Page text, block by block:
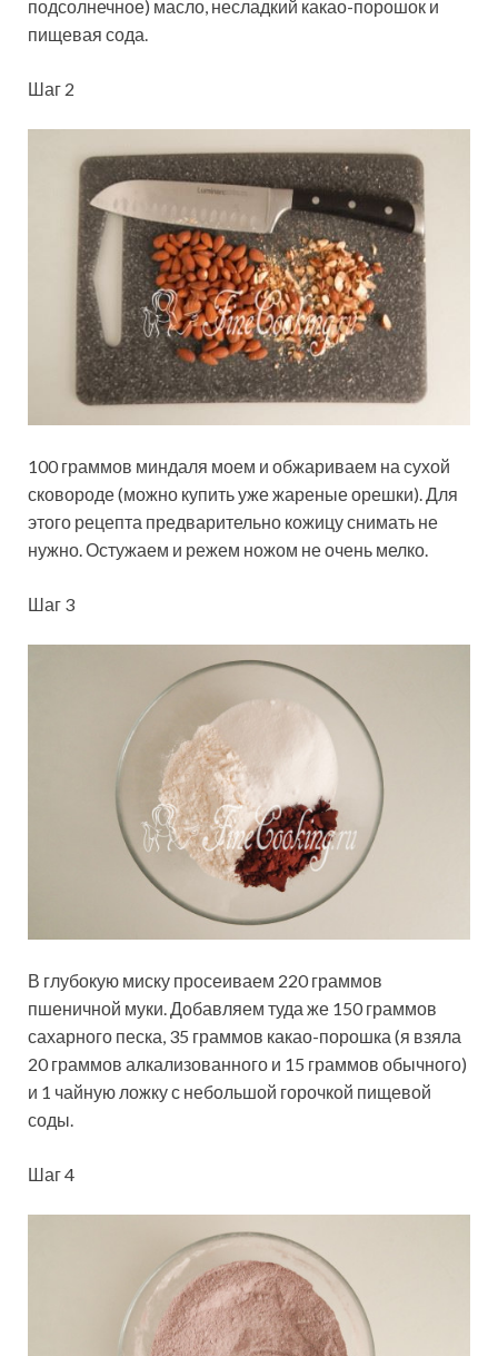
подсолнечное) масло, несладкий какао-порошок и
пищевая сода.
Шаг 2
100 граммов миндаля моем и обжариваем на сухой
сковороде (можно купить уже жареные орешки). Для
этого рецепта предварительно кожицу снимать не
нужно. Остужаем и режем ножом не очень мелко.
Шаг 3
В глубокую миску просеиваем 220 граммов
пшеничной муки. Добавляем туда же 150 граммов
сахарного песка, 35 граммов какао-порошка (я взяла
20 граммов алкализованного и 15 граммов обычного)
и 1 чайную ложку с небольшой горочкой пищевой
соды.
Шаг 4